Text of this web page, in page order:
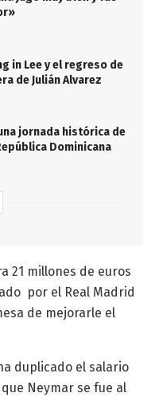
in Lee y el regreso de
de Julián Alvarez
jornada histórica de
Dominicana
21 millones de euros
por el Real Madrid
de mejorarle el
duplicado el salario
Neymar se fue al